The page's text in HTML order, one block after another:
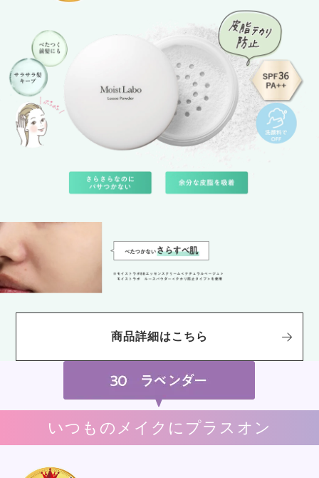
商品詳細はこちら
いつものメイクにプラスオン